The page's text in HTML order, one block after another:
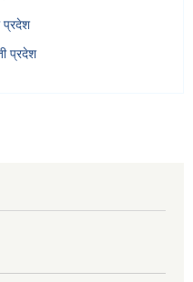
प्रदेश
प्रदेश